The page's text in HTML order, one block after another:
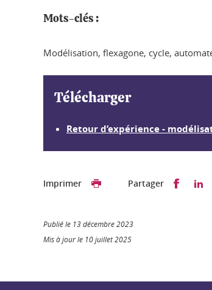
Mots-clés :
Modélisation, flexagone, cycle,
Télécharger
Retour d’expérience -
Imprimer Partager
Publié le 13 décembre 2023
Mis à jour le 10 juillet 2025